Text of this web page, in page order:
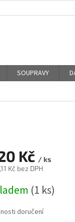
SOUPRAVY
Kč / ks
Kč bez DPH
(1 ks)
doručení